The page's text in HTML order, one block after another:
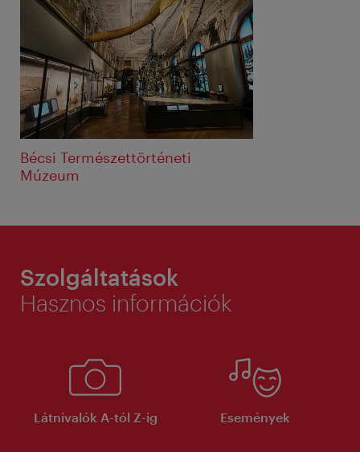
Bécsi Természettörténeti
Múzeum
Szolgáltatások
Hasznos információk
Látnivalók A-tól Z-ig Események